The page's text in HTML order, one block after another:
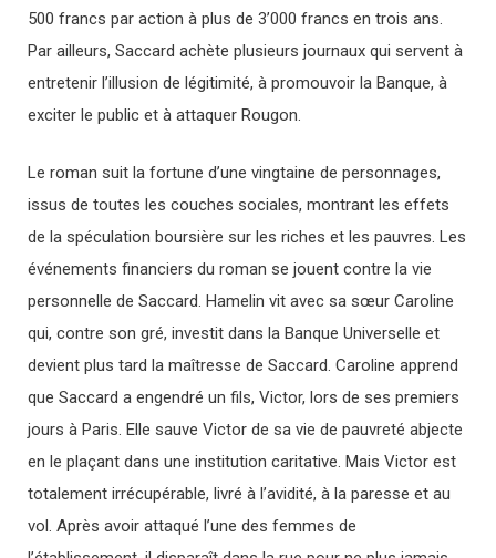
500 francs par action à plus de 3’000 francs en trois ans.
Par ailleurs, Saccard achète plusieurs journaux qui servent à
entretenir l’illusion de légitimité, à promouvoir la Banque, à
exciter le public et à attaquer Rougon.
Le roman suit la fortune d’une vingtaine de personnages,
issus de toutes les couches sociales, montrant les effets
de la spéculation boursière sur les riches et les pauvres. Les
événements financiers du roman se jouent contre la vie
personnelle de Saccard. Hamelin vit avec sa sœur Caroline
qui, contre son gré, investit dans la Banque Universelle et
devient plus tard la maîtresse de Saccard. Caroline apprend
que Saccard a engendré un fils, Victor, lors de ses premiers
jours à Paris. Elle sauve Victor de sa vie de pauvreté abjecte
en le plaçant dans une institution caritative. Mais Victor est
totalement irrécupérable, livré à l’avidité, à la paresse et au
vol. Après avoir attaqué l’une des femmes de